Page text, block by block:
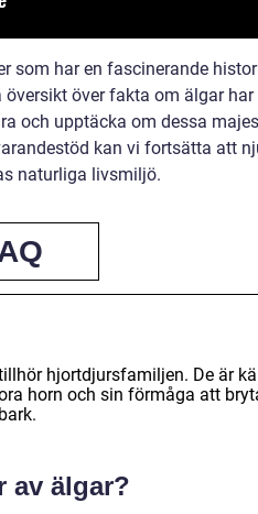
som har en fascinerande
över fakta om älgar har
och upptäcka om dessa
kan vi fortsätta att
naturliga livsmiljö.
hjortdjursfamiljen. De är
horn och sin förmåga att
av älgar?